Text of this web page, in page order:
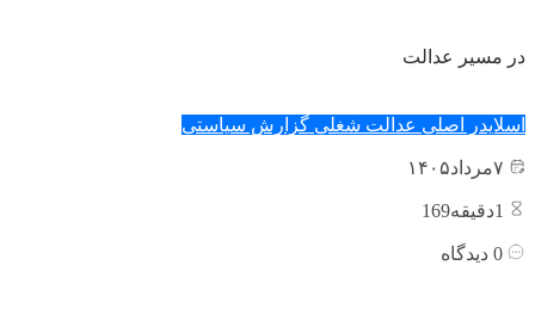
در مسیر عدالت
اسلایدر اصلی عدالت شغلی گزارش سیاستی
مرداد۱۴۰۵
دقیقه169
دیدگاه